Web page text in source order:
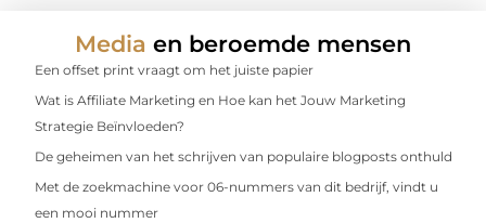
Media en beroemde mensen
Een offset print vraagt om het juiste papier
Wat is Affiliate Marketing en Hoe kan het Jouw Marketing
Strategie Beïnvloeden?
De geheimen van het schrijven van populaire blogposts onthuld
Met de zoekmachine voor 06-nummers van dit bedrijf, vindt u
een mooi nummer